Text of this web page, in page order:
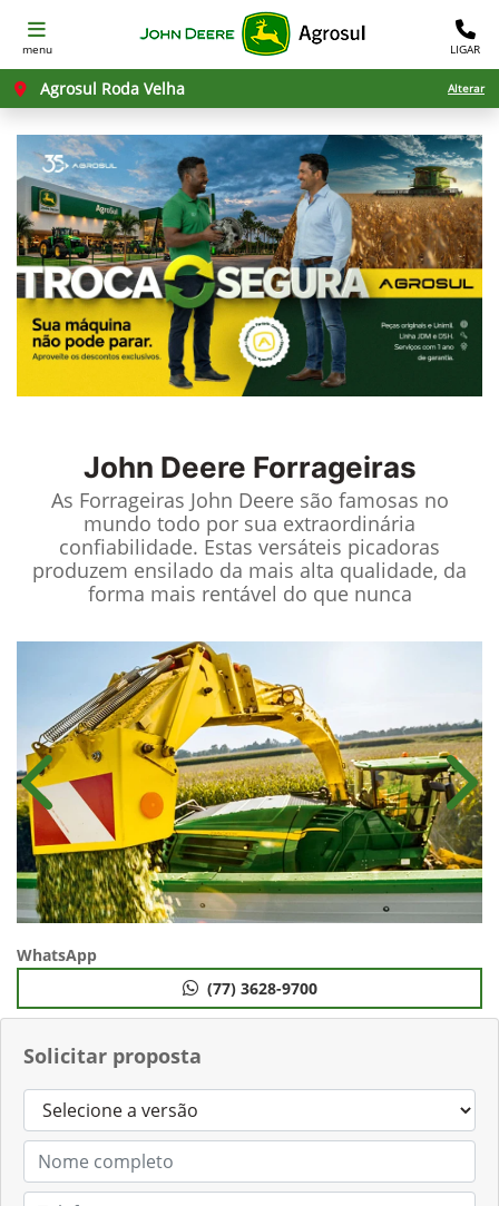
menu LIGAR
Agrosul Roda Velha Alterar
John Deere Forrageiras
As Forrageiras John Deere são famosas no
mundo todo por sua extraordinária
confiabilidade. Estas versáteis picadoras
produzem ensilado da mais alta qualidade, da
forma mais rentável do que nunca
Solicitar proposta
Anterior
WhatsApp
(77) 3628-9700